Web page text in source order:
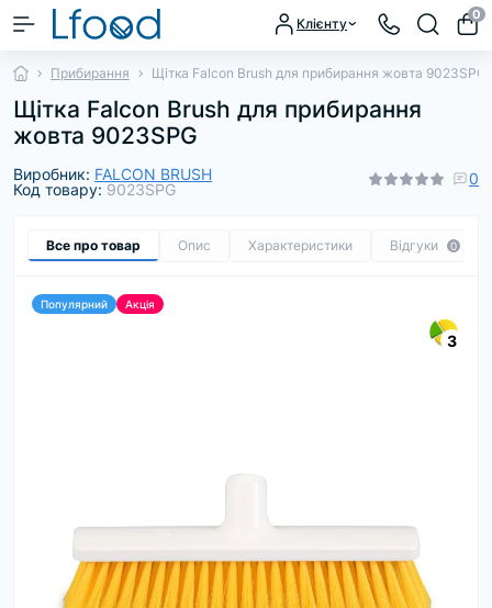
Клієнту
0
Прибирання Щітка Falcon Brush для прибирання жовта 9023SPG
Щітка Falcon Brush для прибирання
жовта 9023SPG
Виробник: FALCON BRUSH
Код товару: 9023SPG
0
Все про товар Опис Характеристики Відгуки 0
Популярний Акція
3